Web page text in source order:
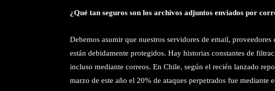
¿Qué tan seguros son los archivos adjuntos enviados por
Debemos asumir que nuestros servidores de email,
están debidamente protegidos. Hay historias constantes de
incluso mediante correos. En Chile, según el recién lanzado
marzo de este año el 20% de ataques perpetrados fue mediante